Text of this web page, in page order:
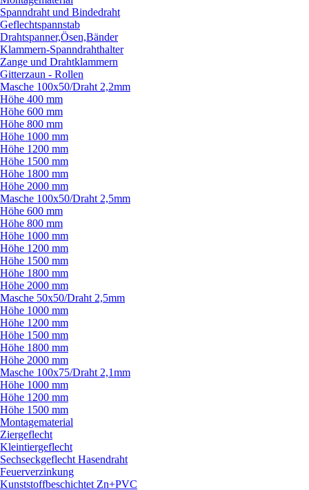
Spanndraht und Bindedraht
Geflechtspannstab
Drahtspanner,Ösen,Bänder
Klammern-Spanndrahthalter
Zange und Drahtklammern
Gitterzaun - Rollen
Masche 100x50/Draht 2,2mm
Höhe 400 mm
Höhe 600 mm
Höhe 800 mm
Höhe 1000 mm
Höhe 1200 mm
Höhe 1500 mm
Höhe 1800 mm
Höhe 2000 mm
Masche 100x50/Draht 2,5mm
Höhe 600 mm
Höhe 800 mm
Höhe 1000 mm
Höhe 1200 mm
Höhe 1500 mm
Höhe 1800 mm
Höhe 2000 mm
Masche 50x50/Draht 2,5mm
Höhe 1000 mm
Höhe 1200 mm
Höhe 1500 mm
Höhe 1800 mm
Höhe 2000 mm
Masche 100x75/Draht 2,1mm
Höhe 1000 mm
Höhe 1200 mm
Höhe 1500 mm
Montagematerial
Ziergeflecht
Kleintiergeflecht
Sechseckgeflecht Hasendraht
Feuerverzinkung
Kunststoffbeschichtet Zn+PVC